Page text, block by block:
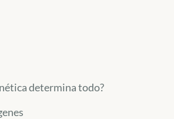
determina todo?